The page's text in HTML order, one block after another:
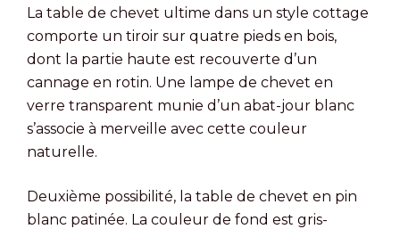
La table de chevet ultime dans un style cottage
comporte un tiroir sur quatre pieds en bois,
dont la partie haute est recouverte d’un
cannage en rotin. Une lampe de chevet en
verre transparent munie d’un abat-jour blanc
s’associe à merveille avec cette couleur
naturelle.
Deuxième possibilité, la table de chevet en pin
blanc patinée. La couleur de fond est gris-